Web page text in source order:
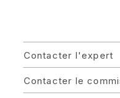
Contacter l'expert
Contacter le